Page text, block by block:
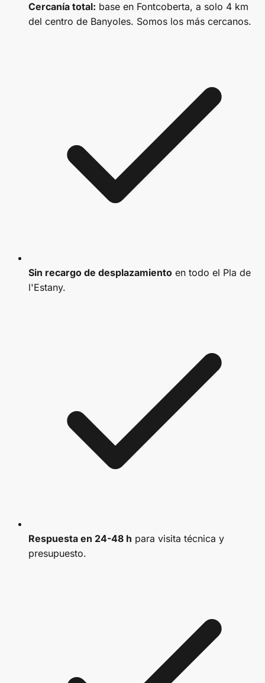
Cercanía total: base en Fontcoberta, a solo 4 km
del centro de Banyoles. Somos los más cercanos.
Sin recargo de desplazamiento en todo el Pla de
l'Estany.
Respuesta en 24-48 h para visita técnica y
presupuesto.